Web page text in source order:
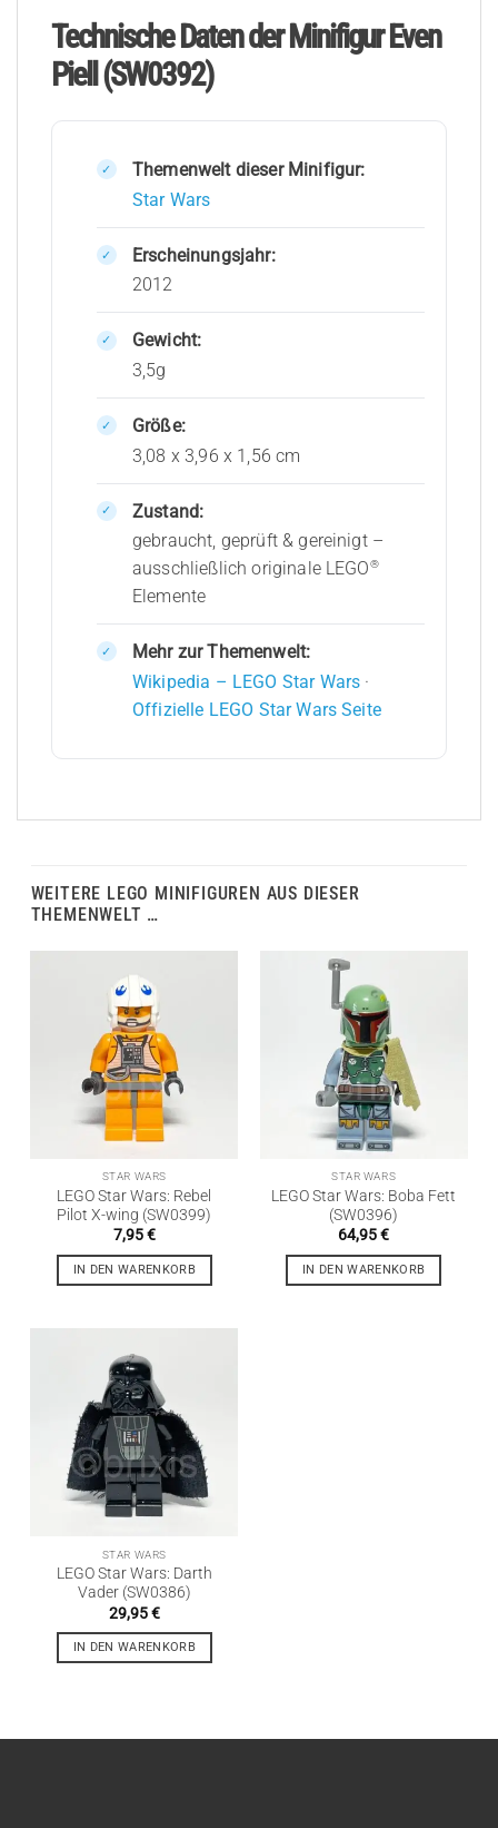
Technische Daten der Minifigur Even
Piell (SW0392)
Themenwelt dieser Minifigur:
Star Wars
Erscheinungsjahr:
2012
Gewicht:
3,5g
Größe:
3,08 x 3,96 x 1,56 cm
Zustand:
gebraucht, geprüft & gereinigt –
ausschließlich originale LEGO®
Elemente
Mehr zur Themenwelt:
Wikipedia – LEGO Star Wars ·
Offizielle LEGO Star Wars Seite
WEITERE LEGO MINIFIGUREN AUS DIESER
THEMENWELT …
STAR WARS
LEGO Star Wars: Rebel
Pilot X-wing (SW0399)
7,95€
IN DEN WARENKORB
STAR WARS
LEGO Star Wars: Boba Fett
(SW0396)
64,95€
IN DEN WARENKORB
STAR WARS
LEGO Star Wars: Darth
Vader (SW0386)
29,95€
IN DEN WARENKORB